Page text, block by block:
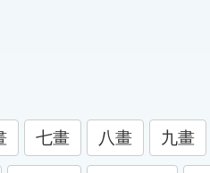
七畫 八畫 九畫